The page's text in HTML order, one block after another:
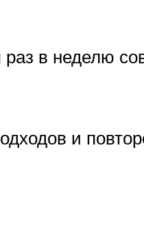
раз в неделю
и